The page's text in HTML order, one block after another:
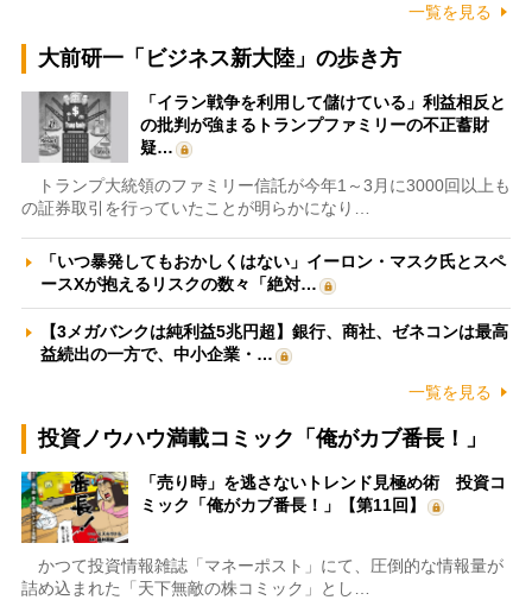
一覧を見る
大前研一「ビジネス新大陸」の歩き方
「イラン戦争を利用して儲けている」利益相反と
の批判が強まるトランプファミリーの不正蓄財
疑…
トランプ大統領のファミリー信託が今年1～3月に3000回以上も
の証券取引を行っていたことが明らかになり…
「いつ暴発してもおかしくはない」イーロン・マスク氏とスペ
ースXが抱えるリスクの数々「絶対…
【3メガバンクは純利益5兆円超】銀行、商社、ゼネコンは最高
益続出の一方で、中小企業・…
一覧を見る
投資ノウハウ満載コミック「俺がカブ番長！」
「売り時」を逃さないトレンド見極め術 投資コ
ミック「俺がカブ番長！」【第11回】
かつて投資情報雑誌「マネーポスト」にて、圧倒的な情報量が
詰め込まれた「天下無敵の株コミック」とし…